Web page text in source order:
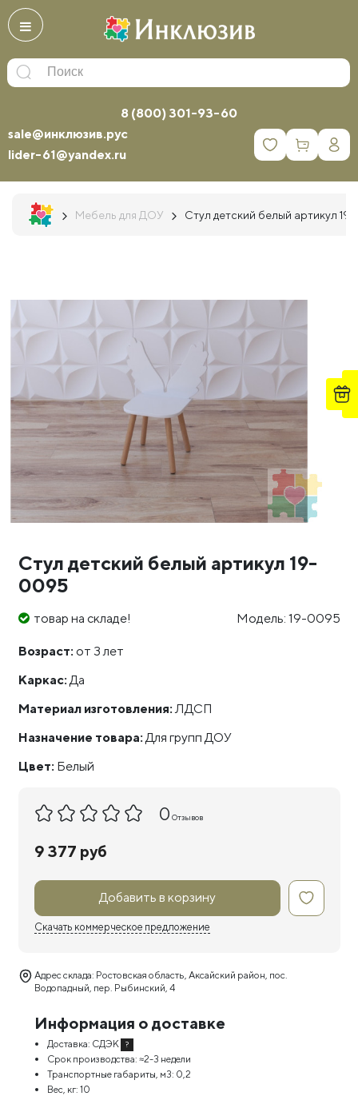
8 (800) 301-93-60
sale@инклюзив.рус
lider-61@yandex.ru
0
Мебель для ДОУ Стул детский белый артикул
Стул детский белый артикул 19-
0095
товар на складе! Модель: 19-0095
Возраст: от 3 лет
Каркас: Да
Материал изготовления: ЛДСП
Назначение товара: Для групп ДОУ
Цвет: Белый
0 Отзывов
9 377 руб
Добавить в корзину
Скачать коммерческое предложение
Адрес склада: Ростовская область, Аксайский район, пос.
Водопадный, пер. Рыбинский, 4
Информация о доставке
Доставка: СДЭК ?
Срок производства: ≈2-3 недели
Транспортные габариты, м3: 0,2
Вес, кг: 10